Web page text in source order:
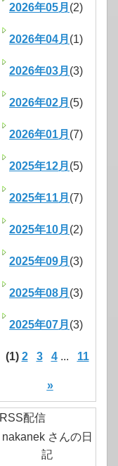
2026年05月 (2)
2026年04月 (1)
2026年03月 (3)
2026年02月 (5)
2026年01月 (7)
2025年12月 (5)
2025年11月 (7)
2025年10月 (2)
2025年09月 (3)
2025年08月 (3)
2025年07月 (3)
(1) 2 3 4... 11
»
RSS配信
nakanek さんの日
記